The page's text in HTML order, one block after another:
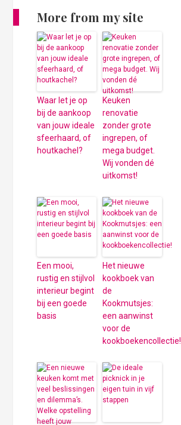
More from my site
Waar let je op
bij de aankoop
van jouw ideale
sfeerhaard, of
houtkachel?
Keuken
renovatie
zonder grote
ingrepen, of
mega budget.
Wij vonden dé
uitkomst!
Een mooi,
rustig en stijlvol
interieur begint
bij een goede
basis
Het nieuwe
kookboek van
de
Kookmutsjes:
een aanwinst
voor de
kookboekencollectie!